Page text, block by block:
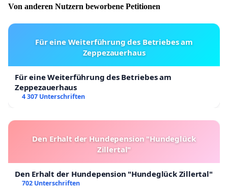
Von anderen Nutzern beworbene Petitionen
Für eine Weiterführung des Betriebes am
Zeppezauerhaus
Für eine Weiterführung des Betriebes am
Zeppezauerhaus
4 307 Unterschriften
Den Erhalt der Hundepension "Hundeglück
Zillertal"
Den Erhalt der Hundepension "Hundeglück Zillertal"
702 Unterschriften